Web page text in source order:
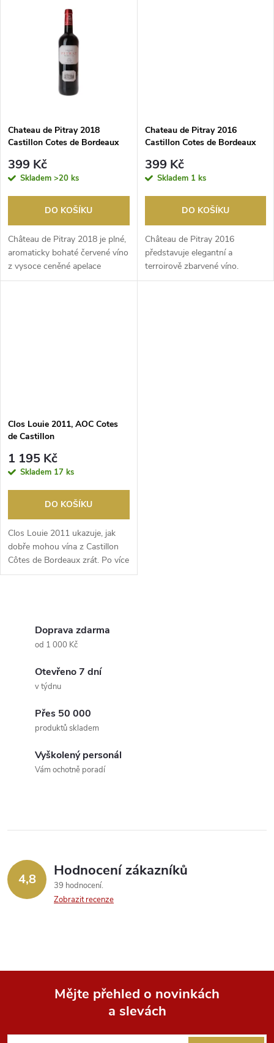
Chateau de Pitray 2018
Castillon Cotes de Bordeaux
399 Kč
Skladem >20 ks
DO KOŠÍKU
Château de Pitray 2018 je plné,
aromaticky bohaté červené víno
z vysoce ceněné apelace
Castillon. Ví...
Chateau de Pitray 2016
Castillon Cotes de Bordeaux
399 Kč
Skladem 1 ks
DO KOŠÍKU
Château de Pitray 2016
představuje elegantní a
terroirově zbarvené víno.
Vybarví se do krásné granát...
Clos Louie 2011, AOC Cotes
de Castillon
1 195 Kč
Skladem 17 ks
DO KOŠÍKU
Clos Louie 2011 ukazuje, jak
dobře mohou vína z Castillon
Côtes de Bordeaux zrát. Po více
než deseti...
r
v
k
p
s
Doprava zdarma
od 1 000 Kč
Otevřeno 7 dní
v týdnu
Přes 50 000
produktů skladem
Vyškolený personál
Vám ochotně poradí
4,8 Hodnocení zákazníků
39 hodnocení
Zobrazit recenze
Mějte přehled o novinkách
a slevách